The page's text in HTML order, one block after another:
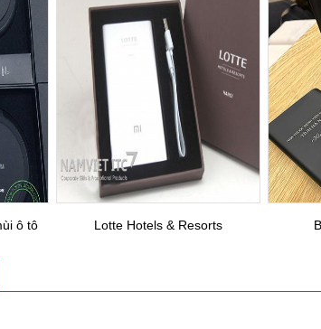
ô tô
Lotte Hotels & Resorts